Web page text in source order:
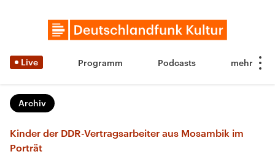
Live Programm Podcasts
Archiv
Kinder der DDR-Vertragsarbeiter aus Mosambik im
Porträt